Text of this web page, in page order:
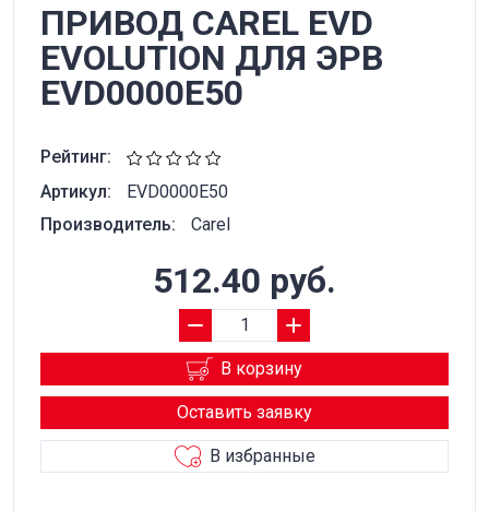
ПРИВОД CAREL EVD
EVOLUTION ДЛЯ ЭРВ
EVD0000E50
Рейтинг:
Артикул:
EVD0000E50
Производитель:
Carel
512.40 руб.
В корзину
Оставить заявку
В избранные